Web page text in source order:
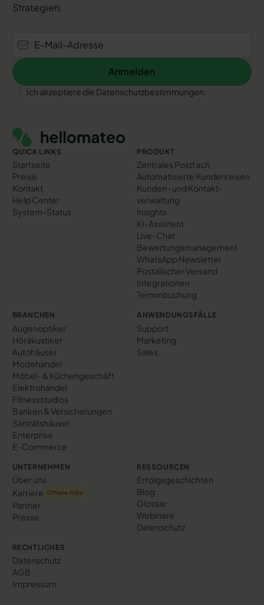
Strategien.
Anmelden
Anmelden
Ich akzeptiere die Datenschutzbestimmungen.
QUICK LINKS
Startseite
Preise
Kontakt
Help Center
System-Status
PRODUKT
Zentrales Postfach
Automatisierte Kundenreisen
Kunden- und Kontakt­
verwaltung
Insights
KI-Assistent
Live-Chat
Bewertungs­management
WhatsApp Newsletter
Postalischer Versand
Integrationen
Terminbuchung
BRANCHEN
Augenoptiker
Hörakustiker
Autohäuser
Modehandel
Möbel- & Küchengeschäft
Elektrohandel
Fitnessstudios
Banken & Versicherungen
Sanitätshäuser
Enterprise
E-Commerce
ANWENDUNGSFÄLLE
Support
Marketing
Sales
UNTERNEHMEN
Über uns
Karriere
Offene Jobs
Partner
Presse
RESSOURCEN
Erfolgs­geschichten
Blog
Glossar
Webinare
Datenschutz
RECHTLICHES
Datenschutz
AGB
Impressum